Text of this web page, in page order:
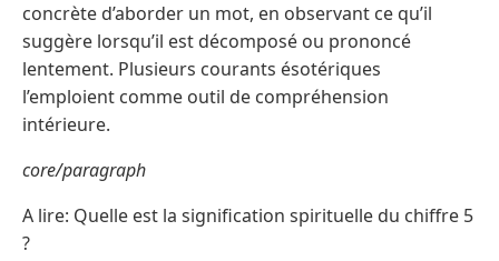
concrète d’aborder un mot, en observant ce qu’il
suggère lorsqu’il est décomposé ou prononcé
lentement. Plusieurs courants ésotériques
l’emploient comme outil de compréhension
intérieure.
core/paragraph
A lire: Quelle est la signification spirituelle du chiffre 5
?